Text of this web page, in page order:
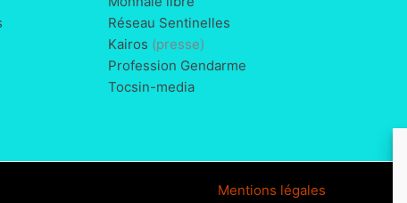
Réseau Sentinelles
Kairos (presse)
Profession Gendarme
Tocsin-media
Mentions légales